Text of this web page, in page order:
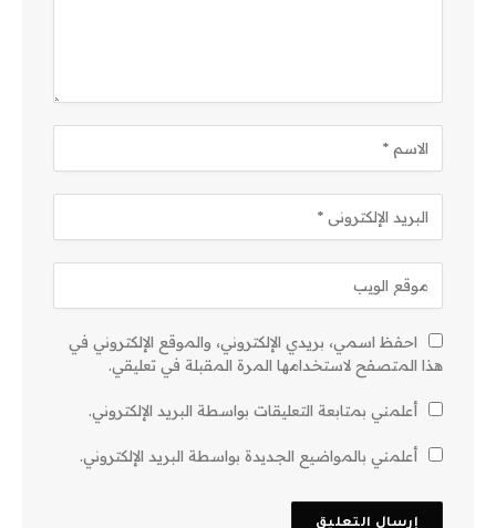
احفظ اسمي، بريدي الإلكتروني، والموقع الإلكتروني في
هذا المتصفح لاستخدامها المرة المقبلة في تعليقي.
أعلمني بمتابعة التعليقات بواسطة البريد الإلكتروني.
أعلمني بالمواضيع الجديدة بواسطة البريد الإلكتروني.